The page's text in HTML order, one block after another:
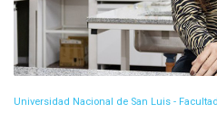
Universidad Nacional de San Luis -